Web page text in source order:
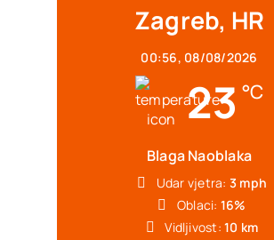
Zagreb, HR
00:56, 08/08/2026
23 °C
Blaga Naoblaka
Udar vjetra: 3 mph
Oblaci: 16%
Vidljivost: 10 km